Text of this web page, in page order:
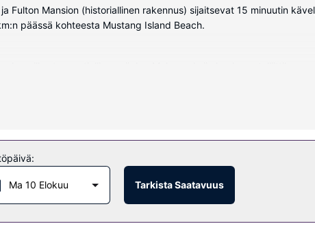
Fulton Mansion (historiallinen rakennus) sijaitsevat 15 minuutin
päässä kohteesta Mustang Island Beach.
suihkun ja kylpyammeen yhdistelmä, designer-hygieniatuotteet
tarjoillaan päivittäin klo 6.00–10.00.
Ma 10 Elokuu Tarkista Saatavuus